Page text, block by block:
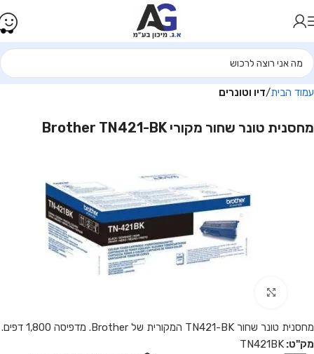
עמוד הבית דיו וטונרים
מחסנית טונר שחור מקורי Brother TN421-BK
מחסנית טונר שחור TN421-BK המקורית של Brother. מדפיסה 1,800 דפים.
מק"ט: TN421BK